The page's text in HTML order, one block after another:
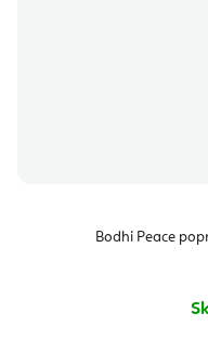
Bodhi Peace